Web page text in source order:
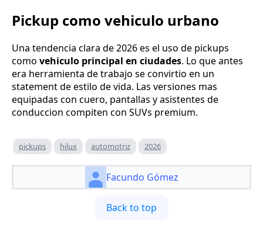
Pickup como vehiculo urbano
Una tendencia clara de 2026 es el uso de pickups
como vehiculo principal en ciudades. Lo que antes
era herramienta de trabajo se convirtio en un
statement de estilo de vida. Las versiones mas
equipadas con cuero, pantallas y asistentes de
conduccion compiten con SUVs premium.
pickups hilux automotriz 2026
Facundo Gómez
Back to top